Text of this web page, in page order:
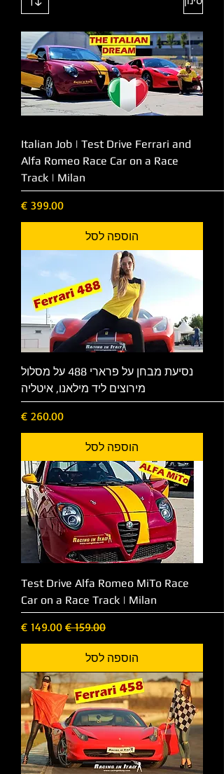
Italian Job | Test Drive Ferrari and
Alfa Romeo Race Car on a Race
Track | Milan
מחיר
הוספה לסל
נסיעת מבחן על פרארי 488 על מסלול
מירוצים ליד מילאנו, איטליה
מחיר
הוספה לסל
Test Drive Alfa Romeo MiTo Race
Car on a Race Track | Milan
מחיר רגילמחיר מבצע
הוספה לסל